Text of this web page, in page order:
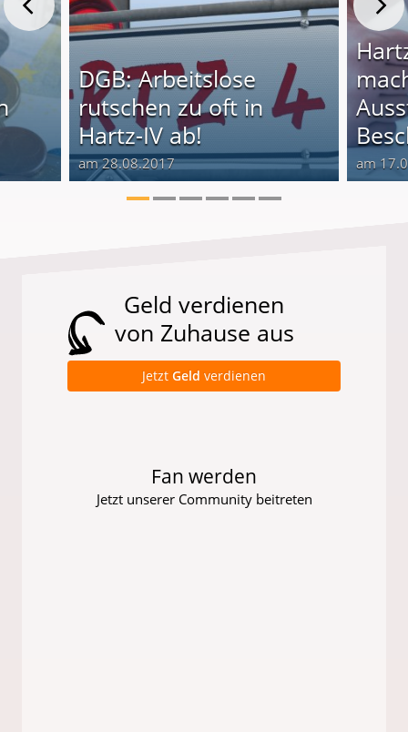
DGB: Arbeitslose
rutschen zu oft in
Hartz-IV ab!
am 28.08.2017 am
Geld verdienen
von Zuhause aus
Jetzt Geld verdienen
Fan werden
Jetzt unserer Community beitreten